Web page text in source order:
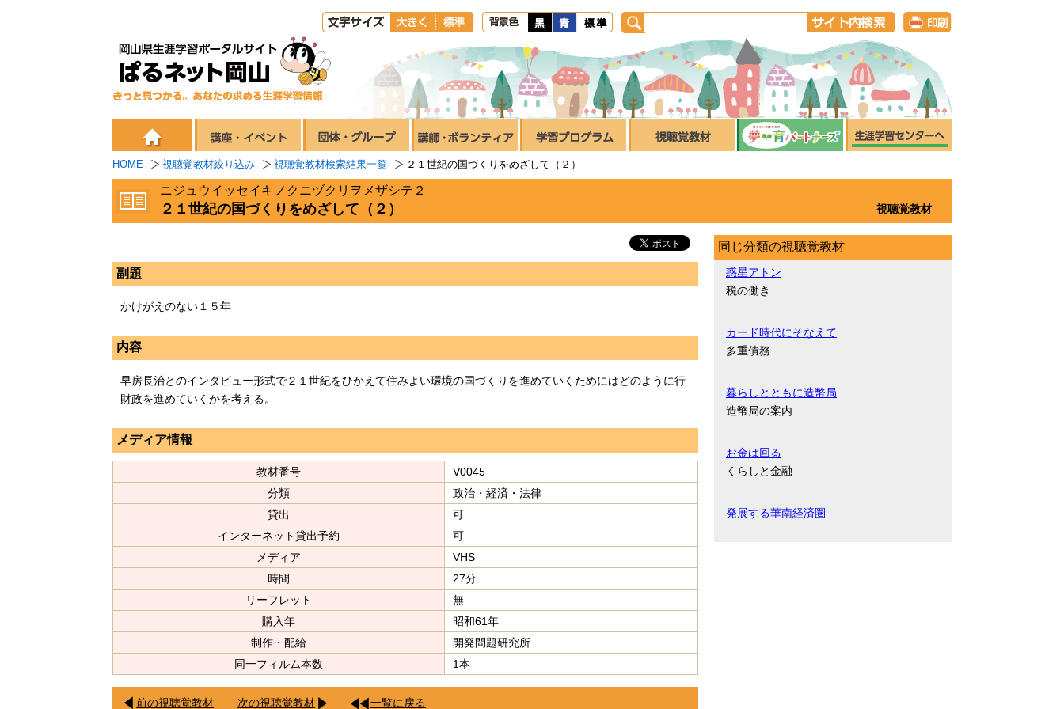
HOME 視聴覚教材絞り込み 視聴覚教材検索結果一覧 ２１世紀の国づくりをめざして（２）
ニジュウイッセイキノクニヅクリヲメザシテ２
２１世紀の国づくりをめざして（２） 視聴覚教材
副題
かけがえのない１５年
内容
早房長治とのインタビュー形式で２１世紀をひかえて住みよい環境の国づくりを進めていくためにはどのように行
財政を進めていくかを考える。
メディア情報
教材番号
V0045
分類
政治・経済・法律
貸出
可
インターネット貸出予約
可
メディア
VHS
時間
27分
リーフレット
無
購入年
昭和61年
制作・配給
開発問題研究所
同一フィルム本数
1本
前の視聴覚教材 次の視聴覚教材 一覧に戻る
同じ分類の視聴覚教材
惑星アトン
税の働き
カード時代にそなえて
多重債務
暮らしとともに造幣局
造幣局の案内
お金は回る
くらしと金融
発展する華南経済圏